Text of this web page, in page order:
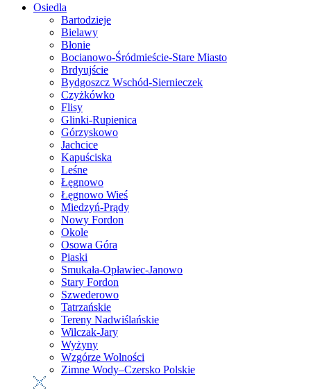
Osiedla
Bartodzieje
Bielawy
Błonie
Bocianowo-Śródmieście-Stare Miasto
Brdyujście
Bydgoszcz Wschód-Siernieczek
Czyżkówko
Flisy
Glinki-Rupienica
Górzyskowo
Jachcice
Kapuściska
Leśne
Łęgnowo
Łęgnowo Wieś
Miedzyń-Prądy
Nowy Fordon
Okole
Osowa Góra
Piaski
Smukała-Opławiec-Janowo
Stary Fordon
Szwederowo
Tatrzańskie
Tereny Nadwiślańskie
Wilczak-Jary
Wyżyny
Wzgórze Wolności
Zimne Wody–Czersko Polskie